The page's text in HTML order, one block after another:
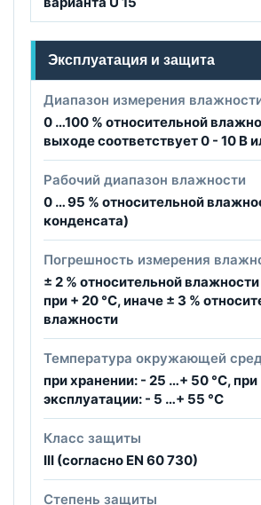
Эксплуатация и защита
Диапазон измерения
0 …100 % относительной
выходе соответствует 0 - 10 B
Рабочий диапазон влажности
0 … 95 % относительной
конденсата)
Погрешность измерения
± 2 % относительной
при + 20 °C, иначе ± 3 %
влажности
Температура окружающей
при хранении: - 25 …+ 50 °C, при
эксплуатации: - 5 …+ 55 °C
Класс защиты
III (согласно EN 60 730)
Степень защиты